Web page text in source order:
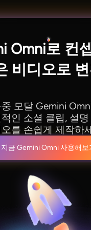
.
Omni로 컨
비디오로 변
모달 Gemini
인 소셜 클립, 설
를 손쉽게 제작하
지금 Gemini Omni 사용해보